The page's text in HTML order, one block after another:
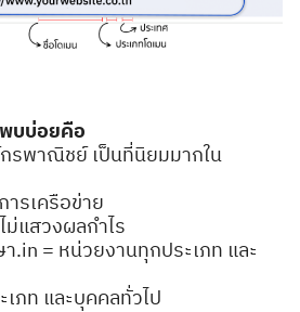
บบ่อยคือ
รพาณิชย์ เป็นที่นิยมมากใน
รเครือข่าย
แสวงผลกำไร
.in = หน่วยงานทุกประเภท และ
ภท และบุคคลทั่วไป